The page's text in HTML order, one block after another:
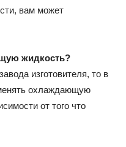
вам может
жидкость?
изготовителя, то в
охлаждающую
от того что